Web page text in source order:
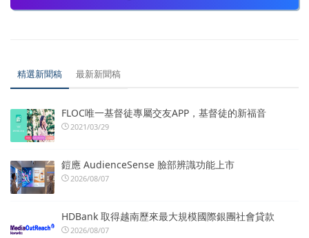
精選新聞稿 最新新聞稿
FLOC唯一基督徒專屬交友APP，基督徒的新福音
2021/03/29
鎧應 AudienceSense 臉部辨識功能上市
2026/08/07
HDBank 取得越南歷來最大規模國際銀團社會貸款
2026/08/07